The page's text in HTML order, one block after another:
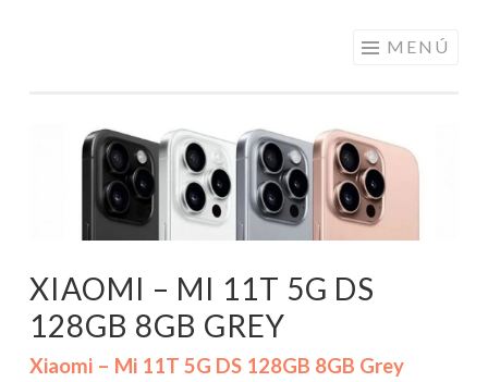
PRECIOS DE
ANDORRA
MENÚ
XIAOMI – MI 11T 5G DS
128GB 8GB GREY
Xiaomi – Mi 11T 5G DS 128GB 8GB Grey